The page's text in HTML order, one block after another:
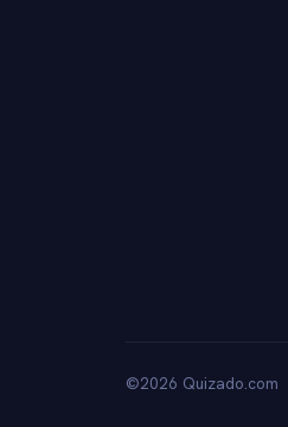
©2026 Quizado.com